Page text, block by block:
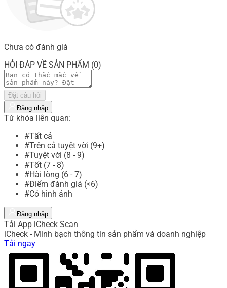
Chưa có đánh giá
HỎI ĐÁP VỀ SẢN PHẨM (0)
Đặt câu hỏi
Đăng nhập
Từ khóa liên quan:
#Tất cả
#Trên cả tuyệt vời (9+)
#Tuyệt vời (8 - 9)
#Tốt (7 - 8)
#Hài lòng (6 - 7)
#Điểm đánh giá (<6)
#Có hình ảnh
Đăng nhập
Tải App iCheck Scan
iCheck - Minh bạch thông tin sản phẩm và doanh nghiệp
Tải ngay